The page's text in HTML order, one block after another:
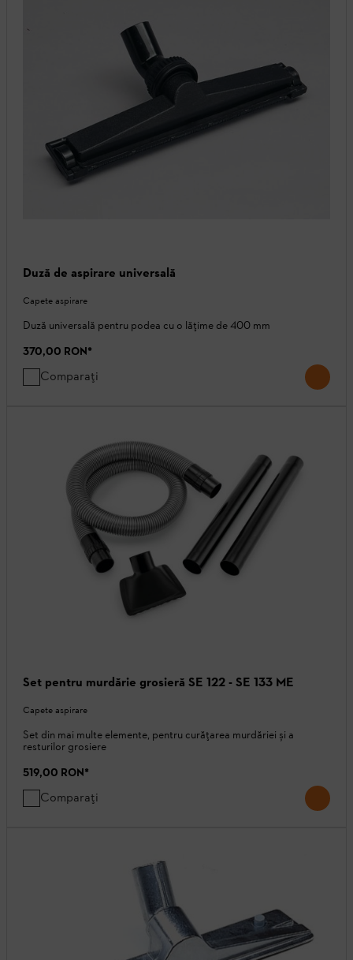
Duză de aspirare universală
Capete aspirare
Duză universală pentru podea cu o lățime de 400 mm
370,00 RON*
Comparați
Set pentru murdărie grosieră SE 122 - SE 133 ME
Capete aspirare
Set din mai multe elemente, pentru curățarea murdăriei și a
resturilor grosiere
519,00 RON*
Comparați